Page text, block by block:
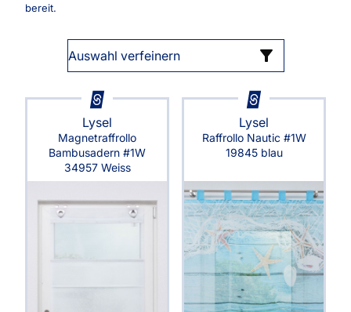
bereit.
Auswahl verfeinern
Lysel
Magnetraffrollo
Bambusadern #1W
34957 Weiss
Lysel
Raffrollo Nautic #1W
19845 blau